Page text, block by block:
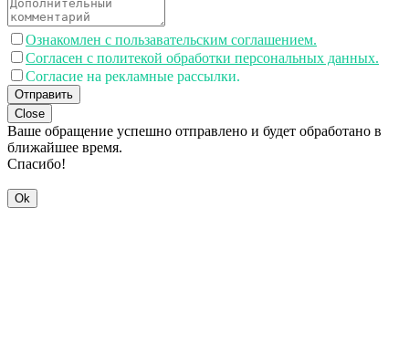
Ознакомлен с пользавательским соглашением.
Согласен с политекой обработки персональных данных.
Согласие на рекламные рассылки.
Отправить
Close
Ваше обращение успешно отправлено и будет обработано в
ближайшее время.
Спасибо!
Ok